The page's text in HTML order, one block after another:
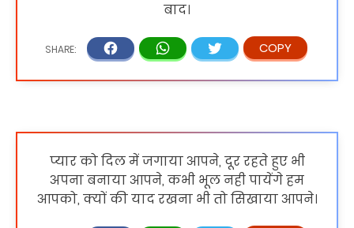
बाद।
प्यार को दिल में जगाया आपने, दूर रहते हुए भी
अपना बनाया आपने, कभी भूल नही पायेंगे हम
आपको, क्यों की याद रखना भी तो सिखाया आपने।